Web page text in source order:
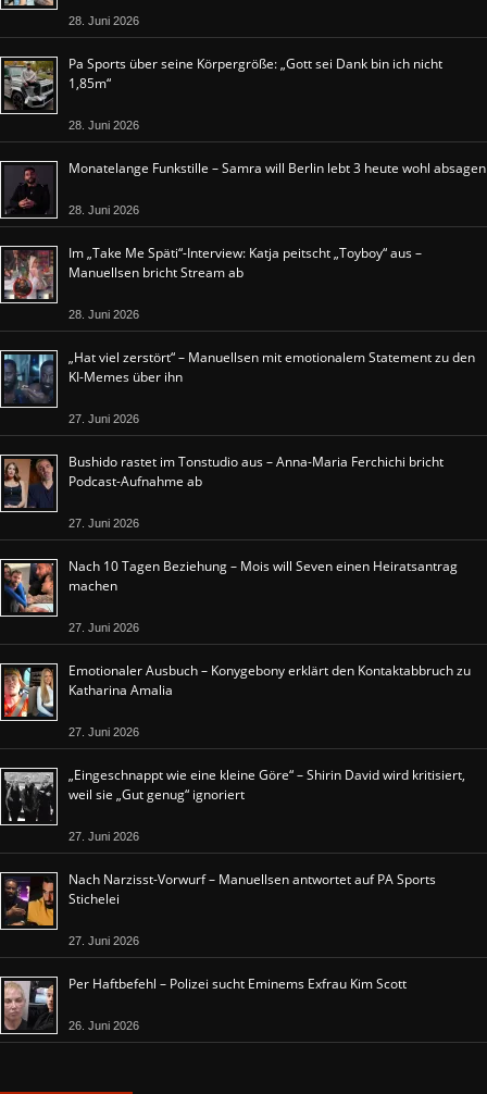
28. Juni 2026
Pa Sports über seine Körpergröße: „Gott sei Dank bin ich nicht
1,85m“
28. Juni 2026
Monatelange Funkstille – Samra will Berlin lebt 3 heute wohl absagen
28. Juni 2026
Im „Take Me Späti“-Interview: Katja peitscht „Toyboy“ aus –
Manuellsen bricht Stream ab
28. Juni 2026
„Hat viel zerstört“ – Manuellsen mit emotionalem Statement zu den
KI-Memes über ihn
27. Juni 2026
Bushido rastet im Tonstudio aus – Anna-Maria Ferchichi bricht
Podcast-Aufnahme ab
27. Juni 2026
Nach 10 Tagen Beziehung – Mois will Seven einen Heiratsantrag
machen
27. Juni 2026
Emotionaler Ausbuch – Konygebony erklärt den Kontaktabbruch zu
Katharina Amalia
27. Juni 2026
„Eingeschnappt wie eine kleine Göre“ – Shirin David wird kritisiert,
weil sie „Gut genug“ ignoriert
27. Juni 2026
Nach Narzisst-Vorwurf – Manuellsen antwortet auf PA Sports
Stichelei
27. Juni 2026
Per Haftbefehl – Polizei sucht Eminems Exfrau Kim Scott
26. Juni 2026